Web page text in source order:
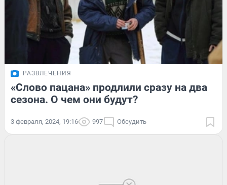
РАЗВЛЕЧЕНИЯ
«Слово пацана» продлили сразу на два
сезона. О чем они будут?
3 февраля, 2024, 19:16 997 Обсудить